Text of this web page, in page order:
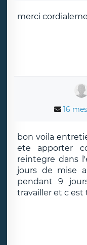
merci
16
bon voila
ete apporter
reintegre dans
jours de mise
pendant 9
travailler et c